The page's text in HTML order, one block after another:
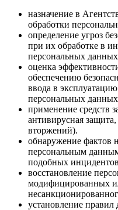
назначение в
обработки
определение угроз
при их обработке в
персональных
оценка
обеспечению
ввода в
персональных
применение средств
антивирусная
вторжений).
обнаружение фактов
персональным
подобных
восстановление
модифицированных
установление